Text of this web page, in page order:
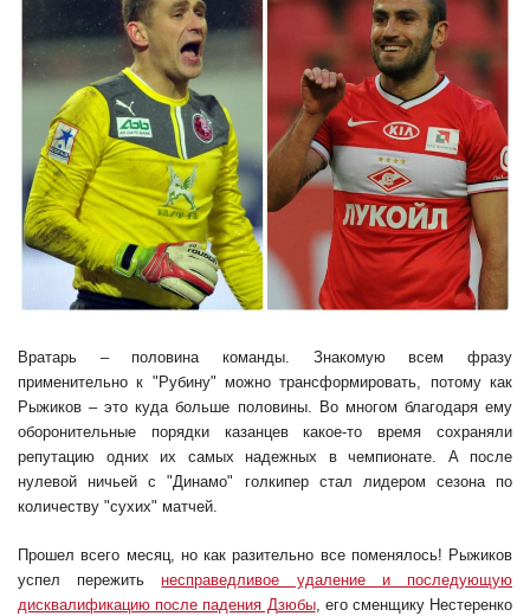
Вратарь – половина команды. Знакомую всем фразу
применительно к "Рубину" можно трансформировать, потому как
Рыжиков – это куда больше половины. Во многом благодаря ему
оборонительные порядки казанцев какое-то время сохраняли
репутацию одних их самых надежных в чемпионате. А после
нулевой ничьей с "Динамо" голкипер стал лидером сезона по
количеству "сухих" матчей.
Прошел всего месяц, но как разительно все поменялось! Рыжиков
успел пережить несправедливое удаление и последующую
дисквалификацию после падения Дзюбы, его сменщику Нестеренко